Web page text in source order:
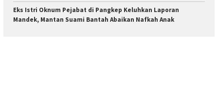
Eks Istri Oknum Pejabat di Pangkep Keluhkan Laporan
Mandek, Mantan Suami Bantah Abaikan Nafkah Anak